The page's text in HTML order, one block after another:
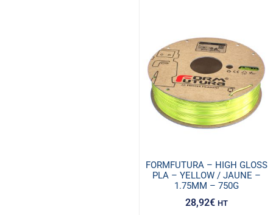
FORMFUTURA – HIGH GLOSS
PLA – YELLOW / JAUNE –
1.75MM – 750G
28,92€ HT